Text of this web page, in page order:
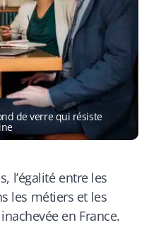
de verre qui résiste
l’égalité entre les
les métiers et les
en France.